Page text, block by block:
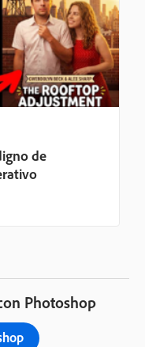
de
Photoshop